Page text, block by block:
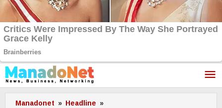
Lewati
ke
konten
Manadonet » Headline »